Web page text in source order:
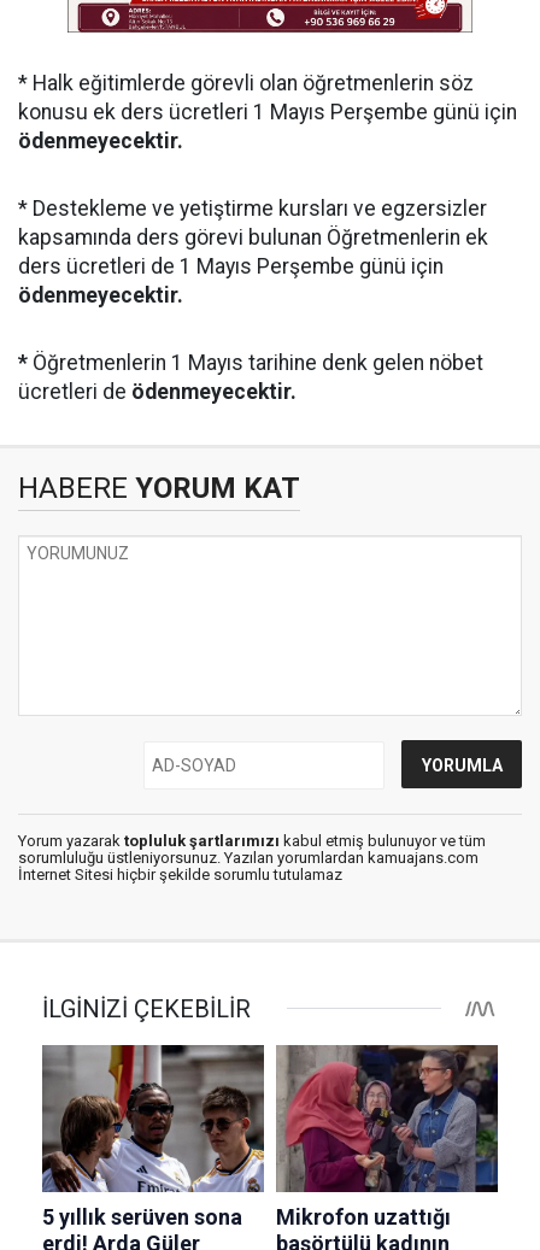
* Halk eğitimlerde görevli olan öğretmenlerin söz
konusu ek ders ücretleri 1 Mayıs Perşembe günü için
ödenmeyecektir.
* Destekleme ve yetiştirme kursları ve egzersizler
kapsamında ders görevi bulunan Öğretmenlerin ek
ders ücretleri de 1 Mayıs Perşembe günü için
ödenmeyecektir.
* Öğretmenlerin 1 Mayıs tarihine denk gelen nöbet
ücretleri de ödenmeyecektir.
HABERE YORUM KAT
Yorum yazarak topluluk şartlarımızı kabul etmiş bulunuyor ve tüm
sorumluluğu üstleniyorsunuz. Yazılan yorumlardan kamuajans.com
İnternet Sitesi hiçbir şekilde sorumlu tutulamaz